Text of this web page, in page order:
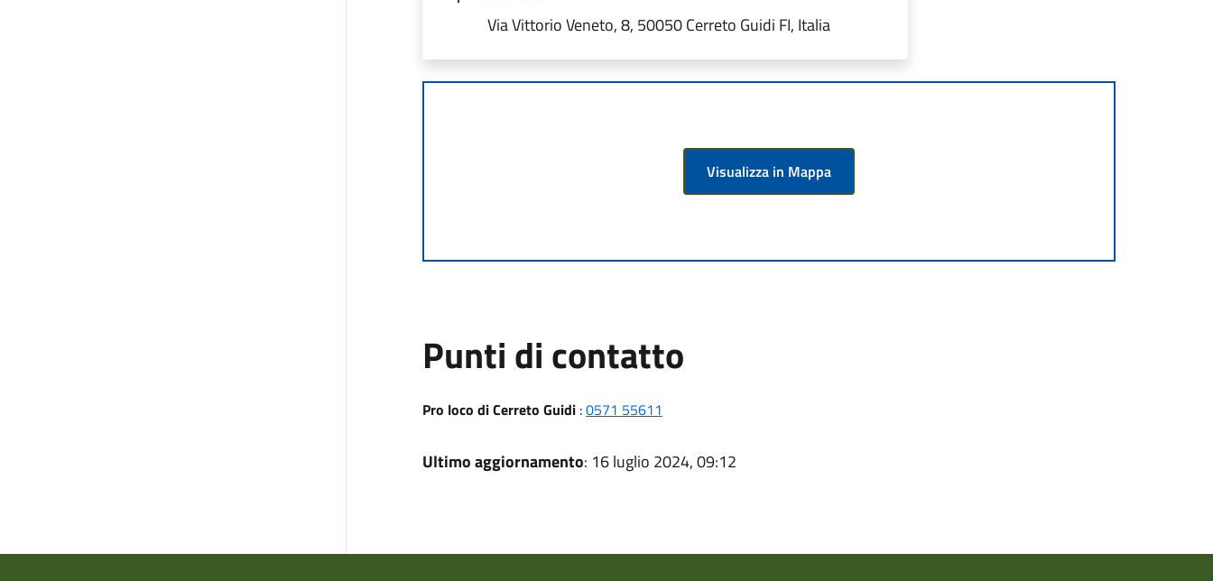
Via Vittorio Veneto, 8, 50050 Cerreto Guidi FI, Italia
Visualizza in Mappa
Punti di contatto
Pro loco di Cerreto Guidi:0571 55611
Ultimo aggiornamento: 16 luglio 2024, 09:12